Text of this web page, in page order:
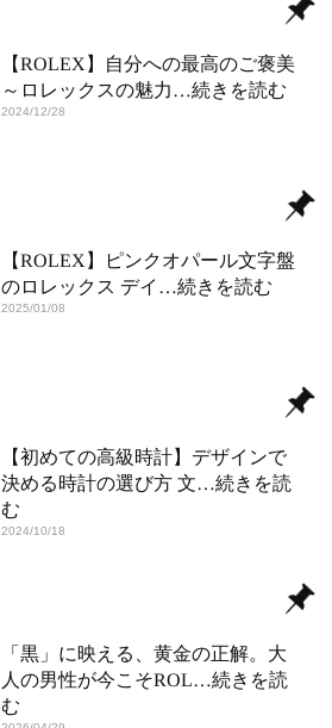
【ROLEX】自分への最高のご褒美
～ロレックスの魅力 …続きを読む
2024/12/28
【ROLEX】ピンクオパール文字盤
のロレックス デイ …続きを読む
2025/01/08
【初めての高級時計】デザインで
決める時計の選び方 文…続きを読
む
2024/10/18
「黒」に映える、黄金の正解。大
人の男性が今こそROL…続きを読
む